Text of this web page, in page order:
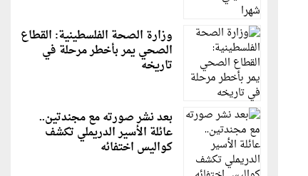
وزارة الصحة الفلسطينية: القطاع
الصحي يمر بأخطر مرحلة في
تاريخه
بعد نشر صورته مع مجندتين..
عائلة الأسير الدريملي تكشف
كواليس اختفائه